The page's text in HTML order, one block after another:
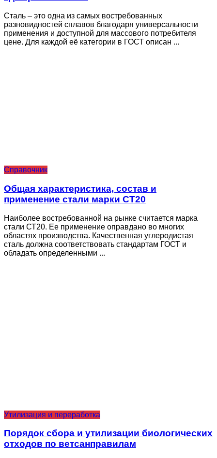
Сталь – это одна из самых востребованных
разновидностей сплавов благодаря универсальности
применения и доступной для массового потребителя
цене. Для каждой её категории в ГОСТ описан ...
Справочник
Общая характеристика, состав и
применение стали марки СТ20
Наиболее востребованной на рынке считается марка
стали СТ20. Ее применение оправдано во многих
областях производства. Качественная углеродистая
сталь должна соответствовать стандартам ГОСТ и
обладать определенными ...
Утилизация и переработка
Порядок сбора и утилизации биологических
отходов по ветсанправилам